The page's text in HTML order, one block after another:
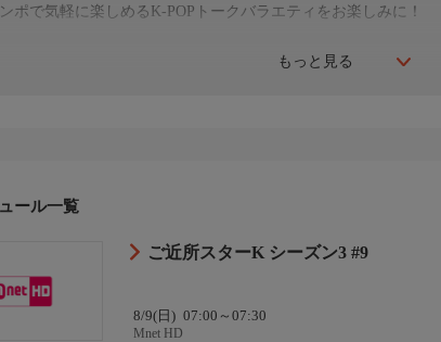
もっと見る
ポで気軽に楽しめるK-POPトークバラエティをお楽しみに！
ール一覧
ご近所スターK シーズン3 #9
8/9(日) 07:00～07:30
Mnet HD